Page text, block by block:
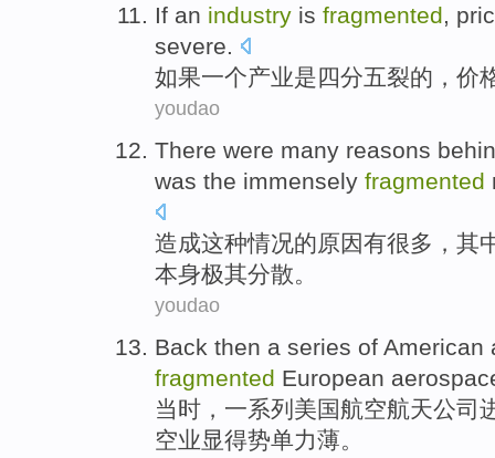
If an industry is fragmented,
severe.
如果一个产业是四分五裂的， 价
youdao
There were many reasons
was the immensely fragmented
造成这种情况的原因有很多 ， 其
本身极其分散。
youdao
Back then a series of American
fragmented European
当时 ， 一系列 美国航空航天公司
空业显得势单力薄 。